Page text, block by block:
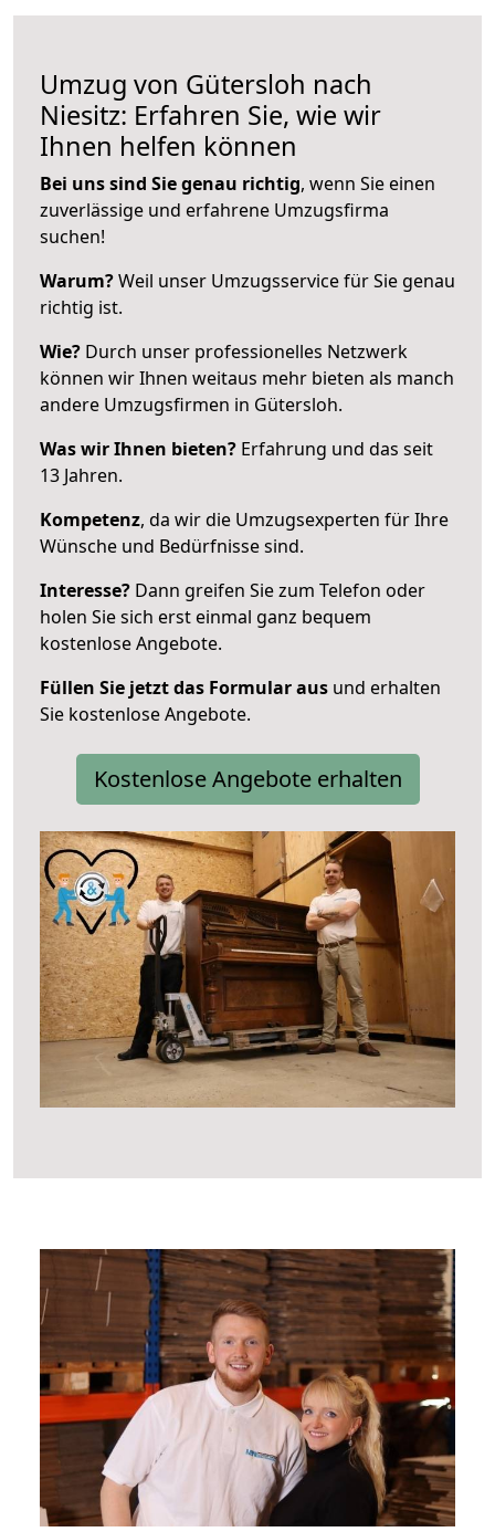
Umzug von Gütersloh nach
Niesitz: Erfahren Sie, wie wir
Ihnen helfen können
Bei uns sind Sie genau richtig, wenn Sie einen
zuverlässige und erfahrene Umzugsfirma
suchen!
Warum?Weil unser Umzugsservice für Sie genau
richtig ist.
Wie? Durch unser professionelles Netzwerk
können wir Ihnen weitaus mehr bieten als manch
andere Umzugsfirmen in Gütersloh.
Was wir Ihnen bieten? Erfahrung und das seit
13 Jahren.
Kompetenz, da wir die Umzugsexperten für Ihre
Wünsche und Bedürfnisse sind.
Interesse? Dann greifen Sie zum Telefon oder
holen Sie sich erst einmal ganz bequem
kostenlose Angebote.
Füllen Sie jetzt das Formular aus und erhalten
Sie kostenlose Angebote.
Kostenlose Angebote erhalten